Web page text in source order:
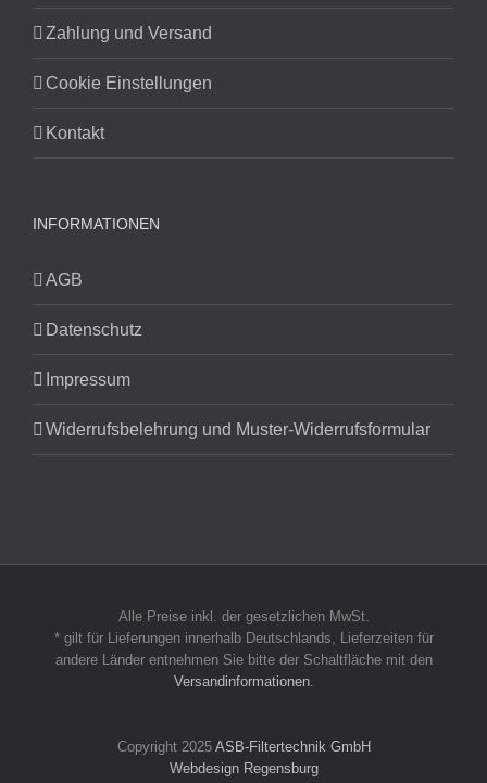
Zahlung und Versand
Cookie Einstellungen
Kontakt
INFORMATIONEN
AGB
Datenschutz
Impressum
Widerrufsbelehrung und Muster-Widerrufsformular
Alle Preise inkl. der gesetzlichen MwSt.
* gilt für Lieferungen innerhalb Deutschlands, Lieferzeiten für
andere Länder entnehmen Sie bitte der Schaltfläche mit den
Versandinformationen.
Copyright 2025 ASB-Filtertechnik GmbH
Webdesign Regensburg